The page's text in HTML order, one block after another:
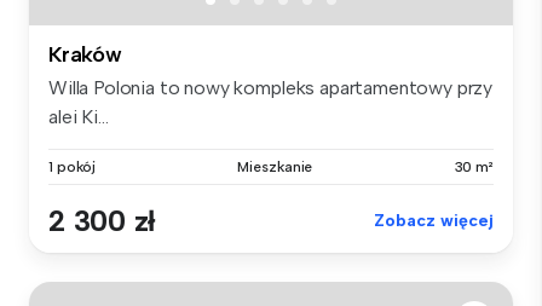
Kraków
Willa Polonia to nowy kompleks apartamentowy przy
alei Ki...
1 pokój Mieszkanie 30 m²
2 300 zł Zobacz więcej